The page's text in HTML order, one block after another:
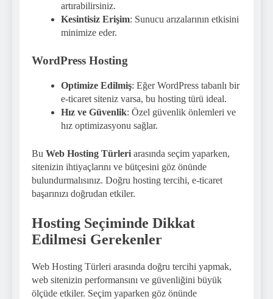
artırabilirsiniz.
Kesintisiz Erişim: Sunucu arızalarının etkisini
minimize eder.
WordPress Hosting
Optimize Edilmiş: Eğer WordPress tabanlı bir
e-ticaret siteniz varsa, bu hosting türü ideal.
Hız ve Güvenlik: Özel güvenlik önlemleri ve
hız optimizasyonu sağlar.
Bu Web Hosting Türleri arasında seçim yaparken,
sitenizin ihtiyaçlarını ve bütçesini göz önünde
bulundurmalısınız. Doğru hosting tercihi, e-ticaret
başarınızı doğrudan etkiler.
Hosting Seçiminde Dikkat
Edilmesi Gerekenler
Web Hosting Türleri arasında doğru tercihi yapmak,
web sitenizin performansını ve güvenliğini büyük
ölçüde etkiler. Seçim yaparken göz önünde